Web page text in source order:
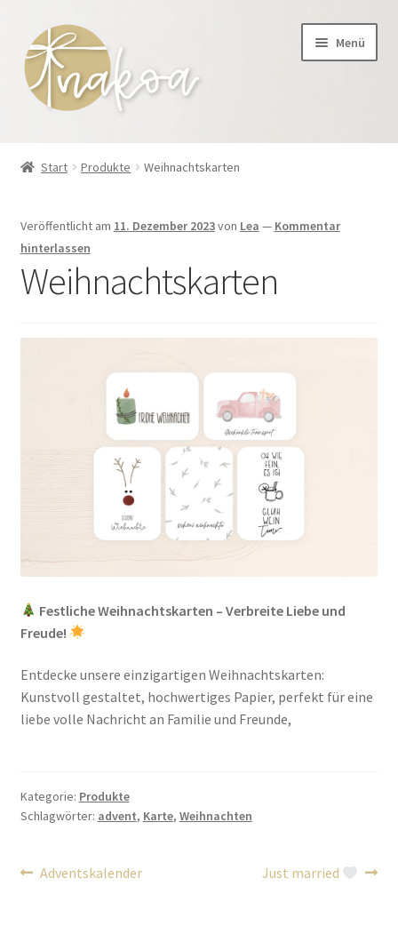
Zur
Navigation
springen
Zum
Inhalt
springen
Menü
Beiträge
Start Produkte Weihnachtskarten
Veröffentlicht am 11. Dezember 2023von Lea — Kommentar
hinterlassen
Weihnachtskarten
Festliche Weihnachtskarten – Verbreite Liebe und
Freude!
Entdecke unsere einzigartigen Weihnachtskarten:
Kunstvoll gestaltet, hochwertiges Papier, perfekt für eine
liebe volle Nachricht an Familie und Freunde,
Kategorie: Produkte
Schlagwörter: advent, Karte, Weihnachten
Beitragsnavigation
Vorheriger
Adventskalender
Nächster
Just married